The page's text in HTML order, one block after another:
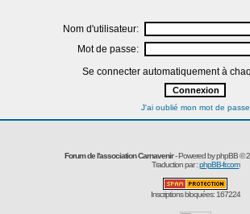
Nom d'utilisateur:
Mot de passe:
Se connecter automatiquement à
J'ai oublié mon mot de passe
Forum de l'association Carnavenir- Powered byphpBB©
Traduction par :phpBB-fr.com
Inscriptions bloquées: 167224